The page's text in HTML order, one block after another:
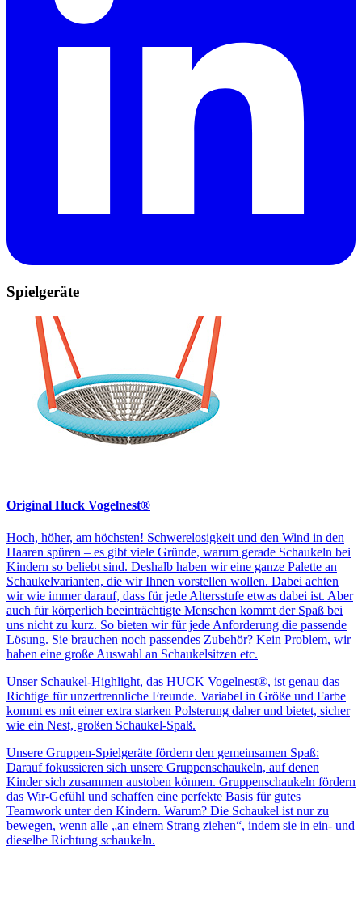
Spielgeräte
Original Huck Vogelnest®
Hoch, höher, am höchsten! Schwerelosigkeit und den Wind in den
Haaren spüren – es gibt viele Gründe, warum gerade Schaukeln bei
Kindern so beliebt sind. Deshalb haben wir eine ganze Palette an
Schaukelvarianten, die wir Ihnen vorstellen wollen. Dabei achten
wir wie immer darauf, dass für jede Altersstufe etwas dabei ist. Aber
auch für körperlich beeinträchtigte Menschen kommt der Spaß bei
uns nicht zu kurz. So bieten wir für jede Anforderung die passende
Lösung. Sie brauchen noch passendes Zubehör? Kein Problem, wir
haben eine große Auswahl an Schaukelsitzen etc.
Unser Schaukel-Highlight, das HUCK Vogelnest®, ist genau das
Richtige für unzertrennliche Freunde. Variabel in Größe und Farbe
kommt es mit einer extra starken Polsterung daher und bietet, sicher
wie ein Nest, großen Schaukel-Spaß.
Unsere Gruppen-Spielgeräte fördern den gemeinsamen Spaß:
Darauf fokussieren sich unsere Gruppenschaukeln, auf denen
Kinder sich zusammen austoben können. Gruppenschaukeln fördern
das Wir-Gefühl und schaffen eine perfekte Basis für gutes
Teamwork unter den Kindern. Warum? Die Schaukel ist nur zu
bewegen, wenn alle „an einem Strang ziehen“, indem sie in ein- und
dieselbe Richtung schaukeln.